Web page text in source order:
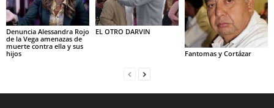
Denuncia Alessandra Rojo
de la Vega amenazas de
muerte contra ella y sus
hijos
EL OTRO DARVIN
Fantomas y Cortázar